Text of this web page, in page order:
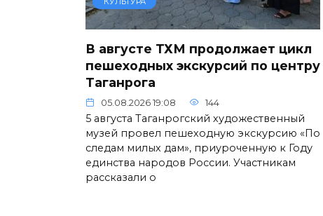
В августе ТХМ продолжает цикл
пешеходных экскурсий по центру
Таганрога
05.08.2026 19:08 144
5 августа Таганрогский художественный
музей провел пешеходную экскурсию «По
следам милых дам», приуроченную к Году
единства народов России. Участникам
рассказали о